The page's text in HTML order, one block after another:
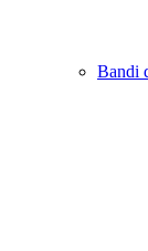
Bandi